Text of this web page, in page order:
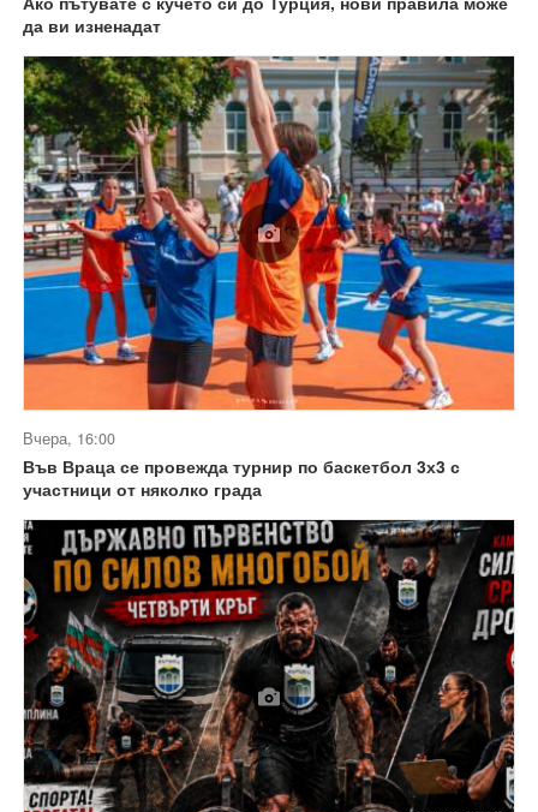
да ви изненадат
Вчера, 16:00
Във Враца се провежда турнир по баскетбол 3х3 с
участници от няколко града